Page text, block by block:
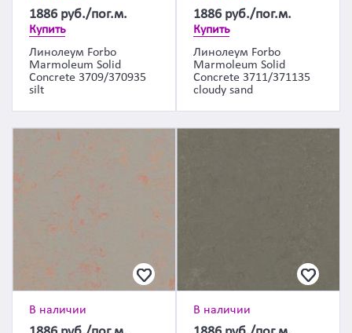
1886 руб./пог.м.
Купить
Линолеум Forbo
Marmoleum Solid
Concrete 3709/370935
silt
1886 руб./пог.м.
Купить
Линолеум Forbo
Marmoleum Solid
Concrete 3711/371135
cloudy sand
В наличии В наличии